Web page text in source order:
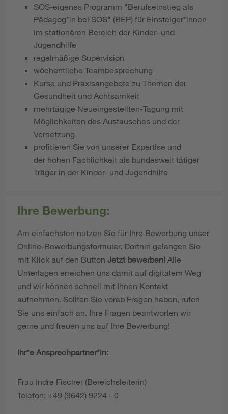
SOS-eigenes Programm "Berufseinstieg als
Pädagog*in bei SOS" (BEP) für Einsteiger*innen
im stationären Bereich der Kinder- und
Jugendhilfe
regelmäßige Supervision
wöchentliche Teambesprechung
Kurse und Praxisangebote zu Themen der
Gesundheit und Achtsamkeit
mehrtägige Neueingestellten-Tagung mit
Möglichkeiten des Austausches und der
Vernetzung
profitieren Sie von unserer Expertise und
der hohen Fachlichkeit als bundesweit tätiger
Träger in der Kinder- und Jugendhilfe
Ihre Bewerbung:
Am einfachsten nutzen Sie für Ihre Bewerbung unser
Online-Bewerbungsformular. Dorthin gelangen Sie
mit Klick auf den Button Jetzt bewerben! Alle
Unterlagen erreichen uns damit auf digitalem Weg
und wir können schnell mit Ihnen Kontakt
aufnehmen. Sollten Sie vorab Fragen haben, rufen
Sie uns einfach an. Ihre Fragen beantworten wir
gerne und freuen uns auf Ihre Bewerbung!
Ihr*e Ansprechpartner*in:
Frau Indre Fischer (Bereichsleiterin)
Telefon: +49 (9642) 9224 - 0